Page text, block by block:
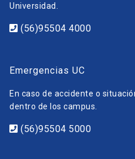
Universidad.
(56)95504 4000
Emergencias UC
En caso de accidente o
dentro de los campus.
(56)95504 5000